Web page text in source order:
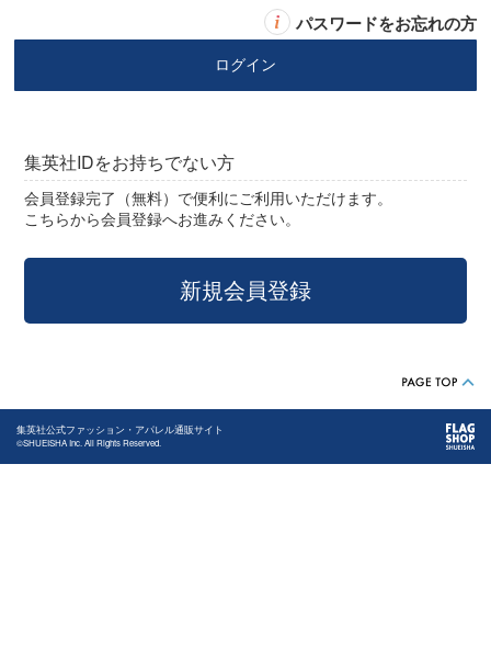
パスワードをお忘れの方
集英社IDをお持ちでない方
会員登録完了（無料）で便利にご利用いただけます。
こちらから会員登録へお進みください。
集英社公式ファッション・アパレル通販サイト
©SHUEISHA Inc. All Rights Reserved.